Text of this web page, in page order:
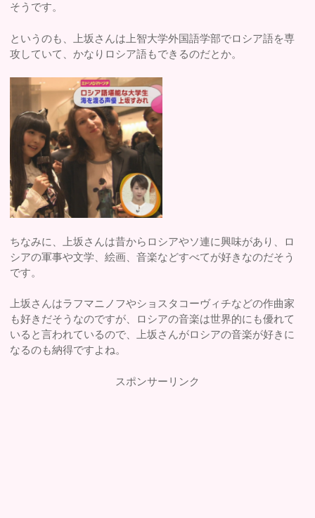
そうです。
というのも、上坂さんは上智大学外国語学部でロシア語を専
攻していて、かなりロシア語もできるのだとか。
ちなみに、上坂さんは昔からロシアやソ連に興味があり、ロ
シアの軍事や文学、絵画、音楽などすべてが好きなのだそう
です。
上坂さんはラフマニノフやショスタコーヴィチなどの作曲家
も好きだそうなのですが、ロシアの音楽は世界的にも優れて
いると言われているので、上坂さんがロシアの音楽が好きに
なるのも納得ですよね。
スポンサーリンク